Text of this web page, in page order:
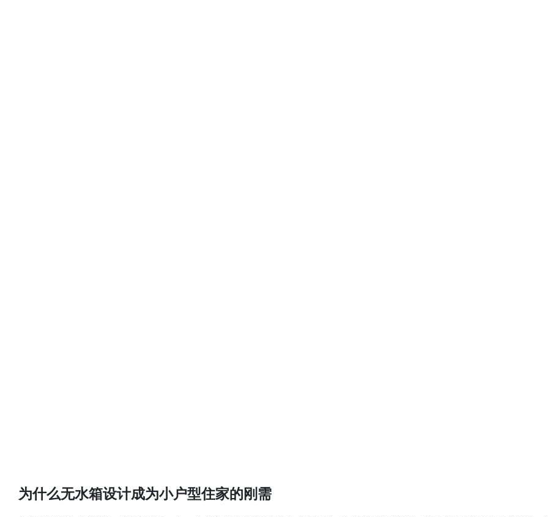
为什么无水箱设计成为小户型住家的刚需